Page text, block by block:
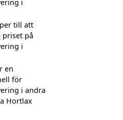
i
till att
priset på
i
en
för
i andra
Hortlax